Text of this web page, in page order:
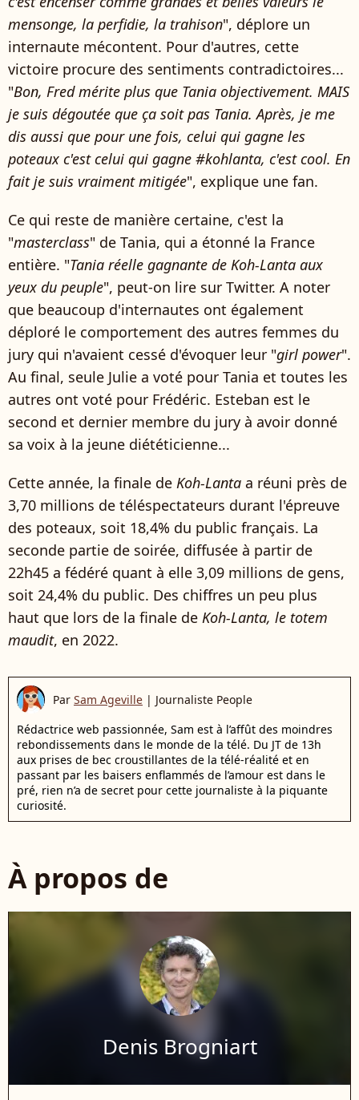
mensonge, la perfidie, la trahison", déplore un
internaute mécontent. Pour d'autres, cette
victoire procure des sentiments contradictoires...
"Bon, Fred mérite plus que Tania objectivement. MAIS
je suis dégoutée que ça soit pas Tania. Après, je me
dis aussi que pour une fois, celui qui gagne les
poteaux c'est celui qui gagne #kohlanta, c'est cool. En
fait je suis vraiment mitigée", explique une fan.
Ce qui reste de manière certaine, c'est la
"masterclass" de Tania, qui a étonné la France
entière. "Tania réelle gagnante de Koh-Lanta aux
yeux du peuple", peut-on lire sur Twitter. A noter
que beaucoup d'internautes ont également
déploré le comportement des autres femmes du
jury qui n'avaient cessé d'évoquer leur "girl power".
Au final, seule Julie a voté pour Tania et toutes les
autres ont voté pour Frédéric. Esteban est le
second et dernier membre du jury à avoir donné
sa voix à la jeune diététicienne...
Cette année, la finale de Koh-Lanta a réuni près de
3,70 millions de téléspectateurs durant l'épreuve
des poteaux, soit 18,4% du public français. La
seconde partie de soirée, diffusée à partir de
22h45 a fédéré quant à elle 3,09 millions de gens,
soit 24,4% du public. Des chiffres un peu plus
haut que lors de la finale de Koh-Lanta, le totem
maudit, en 2022.
Par Sam Ageville | Journaliste People
Rédactrice web passionnée, Sam est à l’affût des moindres
rebondissements dans le monde de la télé. Du JT de 13h
aux prises de bec croustillantes de la télé-réalité et en
passant par les baisers enflammés de l’amour est dans le
pré, rien n’a de secret pour cette journaliste à la piquante
curiosité.
À propos de
Denis Brogniart